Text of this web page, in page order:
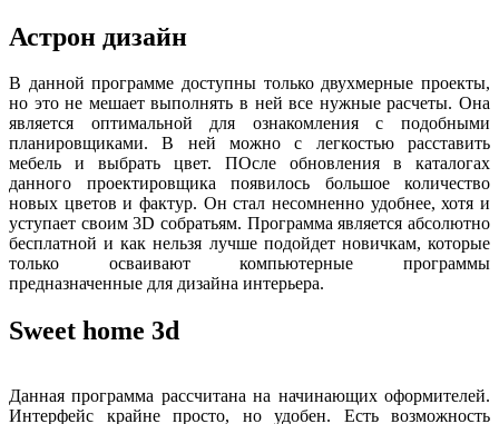
Астрон дизайн
В данной программе доступны только двухмерные проекты,
но это не мешает выполнять в ней все нужные расчеты. Она
является оптимальной для ознакомления с подобными
планировщиками. В ней можно с легкостью расставить
мебель и выбрать цвет. ПОсле обновления в каталогах
данного проектировщика появилось большое количество
новых цветов и фактур. Он стал несомненно удобнее, хотя и
уступает своим 3D собратьям. Программа является абсолютно
бесплатной и как нельзя лучше подойдет новичкам, которые
только осваивают компьютерные программы
предназначенные для дизайна интерьера.
Sweet home 3d
Данная программа рассчитана на начинающих оформителей.
Интерфейс крайне просто, но удобен. Есть возможность